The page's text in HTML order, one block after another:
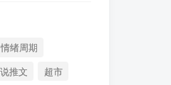
情绪周期
推文
超市